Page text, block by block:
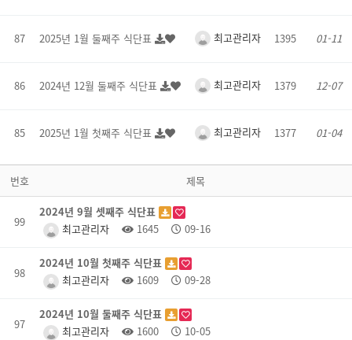
87 2025년 1월 둘째주 식단표 최고관리자 1395 01-11
86 2024년 12월 둘째주 식단표 최고관리자 1379 12-07
85 2025년 1월 첫째주 식단표 최고관리자 1377 01-04
번호 제목
99
2024년 9월 셋째주 식단표
최고관리자
1645 09-16
98
2024년 10월 첫째주 식단표
최고관리자
1609 09-28
97
2024년 10월 둘째주 식단표
최고관리자
1600 10-05